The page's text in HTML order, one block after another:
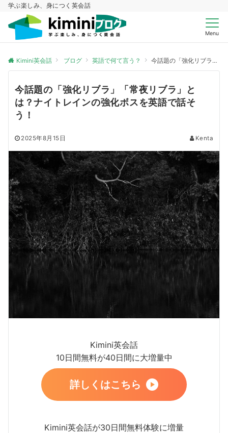
学ぶ楽しみ、身につく英会話
Menu
Kimini英会話 ブログ 英語で何て言う？ 今話題の「強化リブラ」「常夜リブラ」とは？ナイトレインの強化ボスを英語で話そう！
今話題の「強化リブラ」「常夜リブラ」と
は？ナイトレインの強化ボスを英語で話そ
う！
2025年8月15日 Kenta
Kimini英会話
10日間無料が40日間に大増量中
詳しくはこちら
Kimini英会話が30日間無料体験に増量